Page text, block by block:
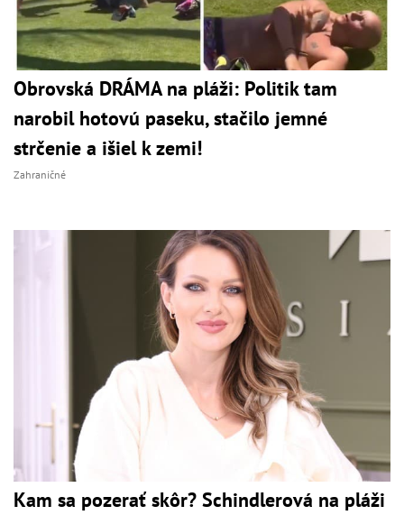
Obrovská DRÁMA na pláži: Politik tam
narobil hotovú paseku, stačilo jemné
strčenie a išiel k zemi!
Zahraničné
Kam sa pozerať skôr? Schindlerová na pláži